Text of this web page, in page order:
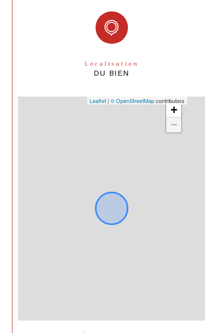
Localisation
DU BIEN
+
−
Leaflet | © OpenStreetMapcontributors